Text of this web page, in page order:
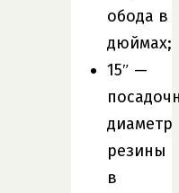
обода в
дюймах;
15″ —
диаметр
резины
в